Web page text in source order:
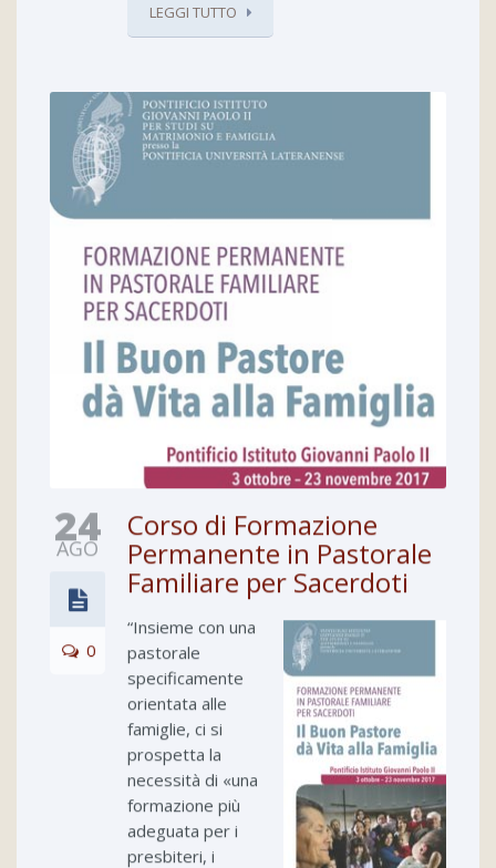
LEGGI TUTTO
24
AGO
0
Corso di Formazione
Permanente in Pastorale
Familiare per Sacerdoti
“Insieme con una
pastorale
specificamente
orientata alle
famiglie, ci si
prospetta la
necessità di «una
formazione più
adeguata per i
presbiteri, i